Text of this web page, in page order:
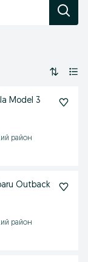
Model 3
район
Outback
район